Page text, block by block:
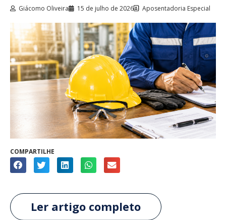
Giácomo Oliveira 15 de julho de 2026 Aposentadoria Especial
COMPARTILHE
Ler artigo completo